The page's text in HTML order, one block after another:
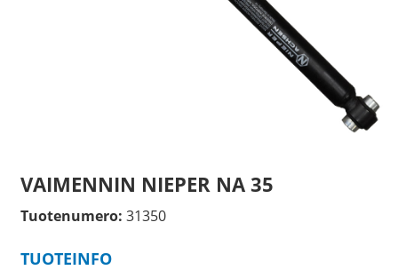
VAIMENNIN NIEPER NA 35
Tuotenumero: 31350
TUOTEINFO